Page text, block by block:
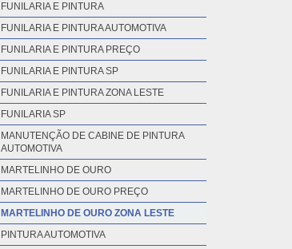
FUNILARIA E PINTURA
FUNILARIA E PINTURA AUTOMOTIVA
FUNILARIA E PINTURA PREÇO
FUNILARIA E PINTURA SP
FUNILARIA E PINTURA ZONA LESTE
FUNILARIA SP
MANUTENÇÃO DE CABINE DE PINTURA
AUTOMOTIVA
MARTELINHO DE OURO
MARTELINHO DE OURO PREÇO
MARTELINHO DE OURO ZONA LESTE
PINTURA AUTOMOTIVA